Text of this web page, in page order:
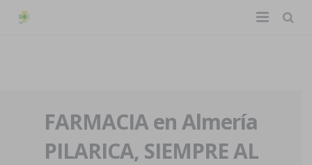
La farmacia
Nuestra historia
Eventos
FARMACIA en Almería
PILARICA, SIEMPRE AL